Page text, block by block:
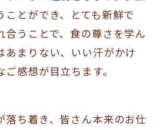
とができ、とても新鮮で
合うことで、食の尊さを学ん
あまりない、いい汗がかけ
感想が目立ちます。
落ち着き、皆さん本来のお仕